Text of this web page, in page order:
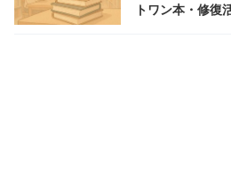
トワン本・修復